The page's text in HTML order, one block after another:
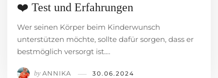
❤️ Test und Erfahrungen
Wer seinen Körper beim Kinderwunsch
unterstützen möchte, sollte dafür sorgen, dass er
bestmöglich versorgt ist.…
by ANNIKA 30.06.2024